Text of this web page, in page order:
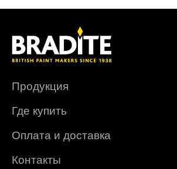
Продукция
Где купить
Оплата и доставка
Контакты